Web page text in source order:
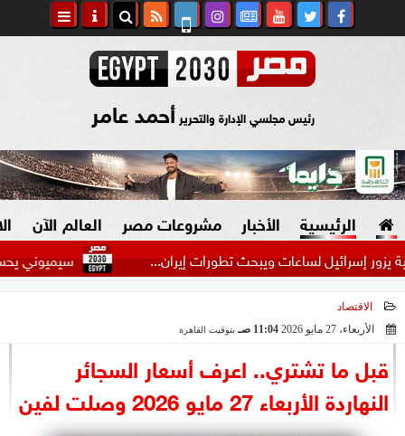
رئيس مجلسي الإدارة والتحرير أحمد عامر
الرئيسية الأخبار
السياسة
الرئاسة
البرلمان
مشروعات مصر
صنع في مصر
العالم الآن
سيميوني يحسم موقفه لساعات ويبحث تطورات إيران...
الاقتصاد
الأربعاء، 27 مايو 2026
11:04 صـ بتوقيت القاهرة
قبل ما تشتري.. اعرف أسعار السجائر
النهاردة الأربعاء 27 مايو 2026 وصلت لفين